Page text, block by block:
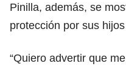
Pinilla, además, se
protección por sus
“Quiero advertir que